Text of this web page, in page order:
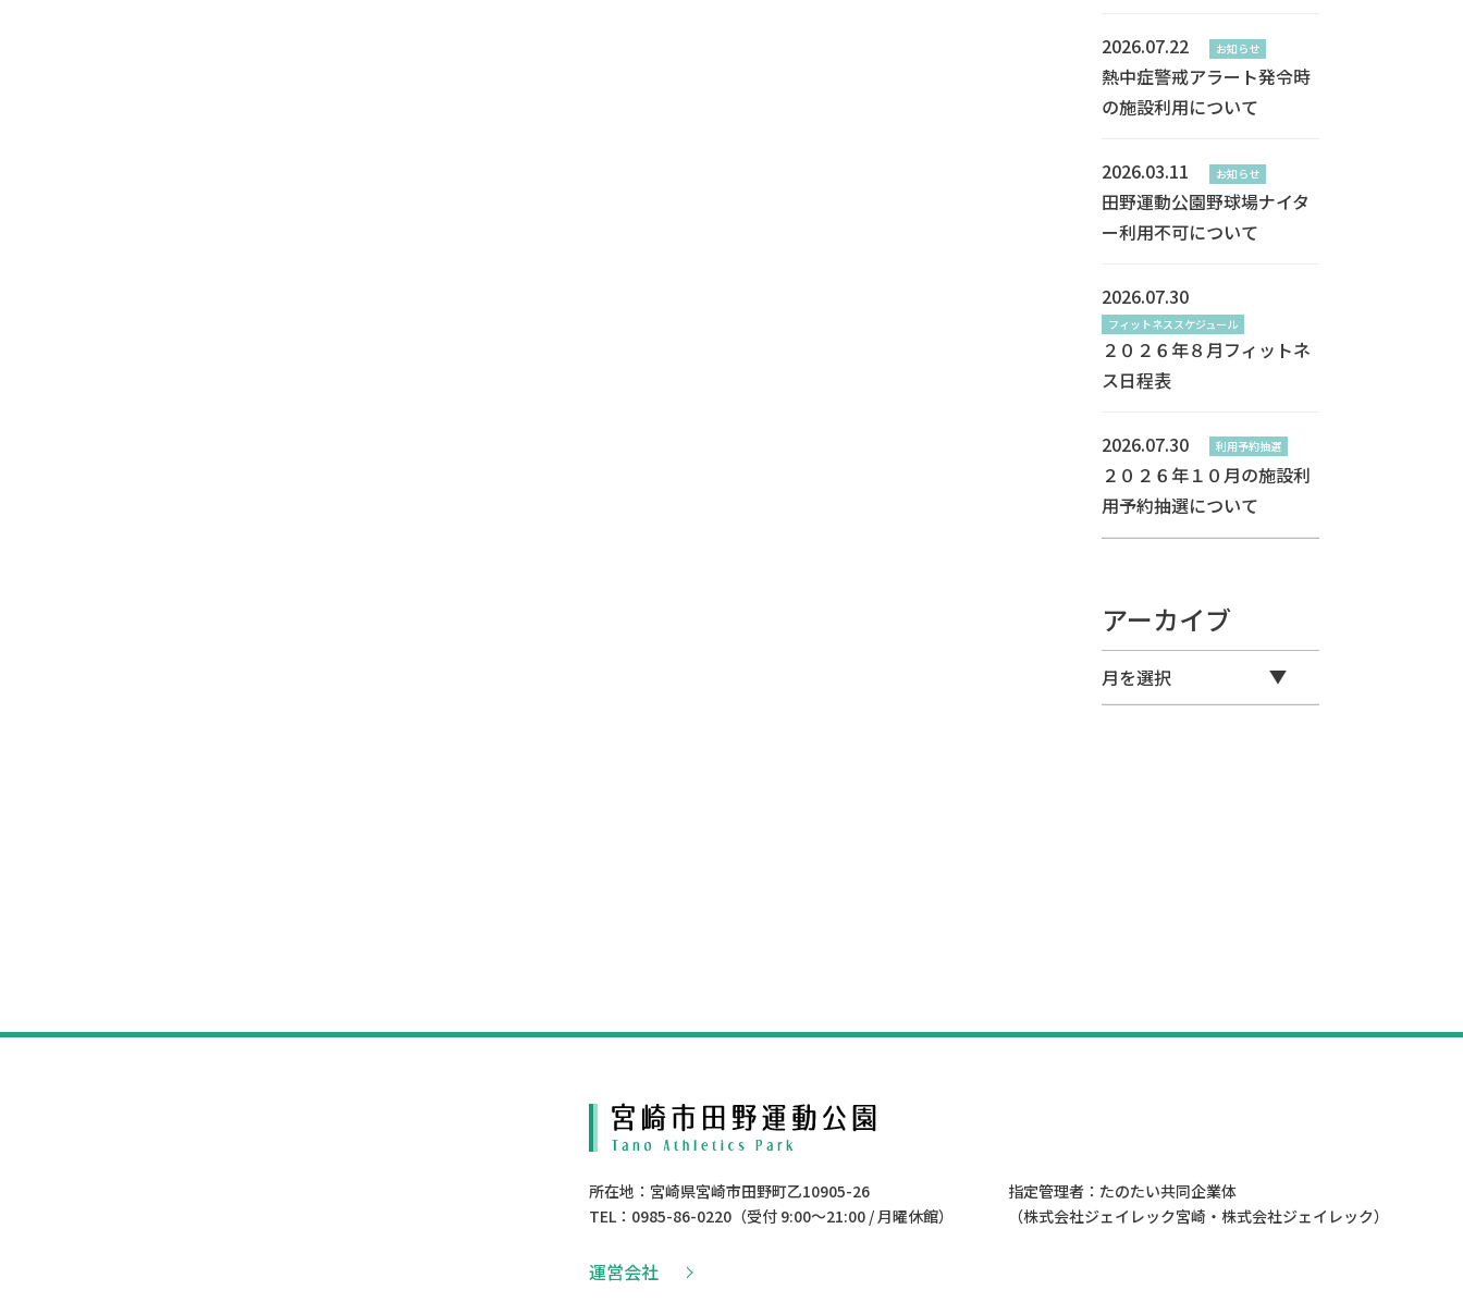
2026.07.22 お知らせ
熱中症警戒アラート発令時
の施設利用について
2026.03.11 お知らせ
田野運動公園野球場ナイタ
ー利用不可について
2026.07.30
フィットネススケジュール
２０２６年８月フィットネ
ス日程表
2026.07.30 利用予約抽選
２０２６年１０月の施設利
用予約抽選について
アーカイブ
所在地：宮崎県宮崎市田野町乙10905-26
TEL：0985-86-0220（受付 9:00〜21:00 / 月曜休館）
指定管理者：たのたい共同企業体
（株式会社ジェイレック宮崎・株式会社ジェイレック）
運営会社